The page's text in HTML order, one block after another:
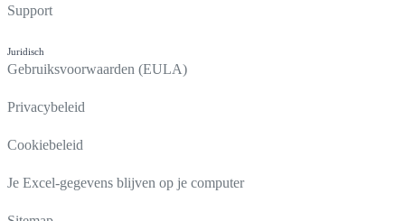
Support
Juridisch
Gebruiksvoorwaarden (EULA)
Privacybeleid
Cookiebeleid
Je Excel-gegevens blijven op je computer